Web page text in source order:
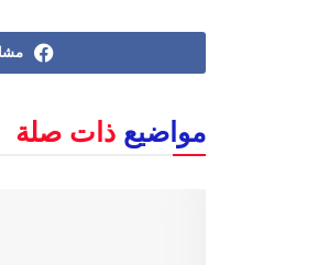
مواضيع ذات صلة